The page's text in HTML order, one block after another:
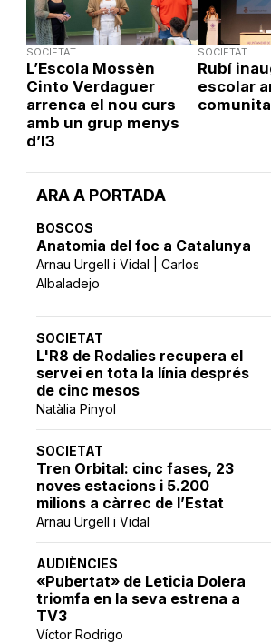
ARA A PORTADA
BOSCOS
Anatomia del foc a Catalunya
Arnau Urgell i Vidal | Carlos
Albaladejo
SOCIETAT
L'R8 de Rodalies recupera el
servei en tota la línia després
de cinc mesos
Natàlia Pinyol
SOCIETAT
Tren Orbital: cinc fases, 23
noves estacions i 5.200
milions a càrrec de l’Estat
Arnau Urgell i Vidal
AUDIÈNCIES
«Pubertat» de Leticia Dolera
triomfa en la seva estrena a
TV3
Víctor Rodrigo
SOCIETAT
L’Escola Mossèn
Cinto Verdaguer
arrenca el nou curs
amb un grup menys
d’I3
SOCIETAT
Rubí
escolar